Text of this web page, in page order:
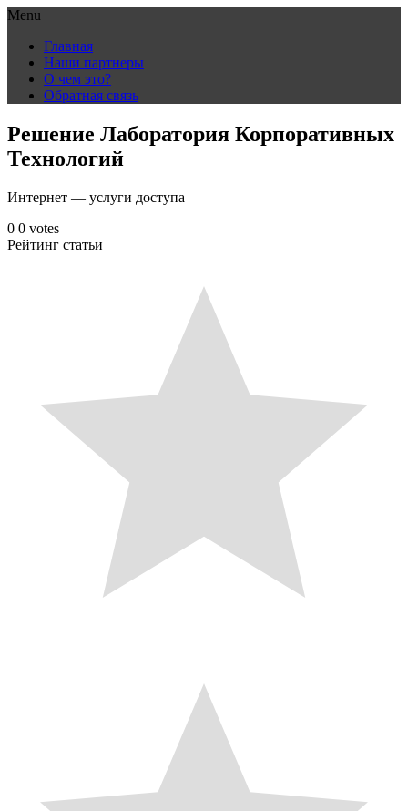
Menu
content
Главная
Наши партнеры
О чем это?
Обратная связь
Решение Лаборатория Корпоративных
Технологий
Интернет — услуги доступа
0 0 votes
Рейтинг статьи